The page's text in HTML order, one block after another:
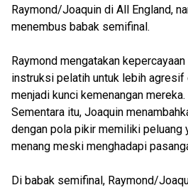
Raymond/Joaquin di All England,
menembus babak semifinal.
Raymond mengatakan
instruksi pelatih untuk lebih agresif
menjadi kunci kemenangan mereka.
Sementara itu, Joaquin
dengan pola pikir memiliki peluang
menang meski menghadapi
Di babak semifinal, Raymond/